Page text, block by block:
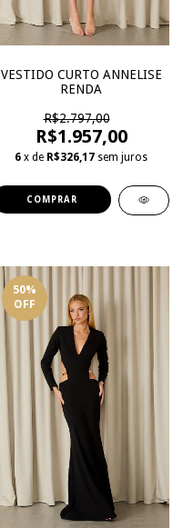
VESTIDO CURTO ANNELISE
RENDA
R$2.797,00
R$1.957,00
6 x de R$326,17 sem juros
COMPRAR
50%
OFF